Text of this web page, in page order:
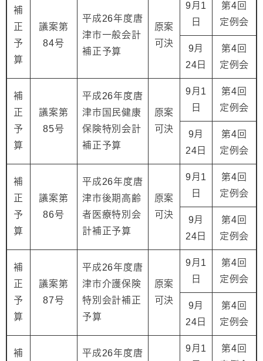
補
正
予
算
議案第
84号
平成26年度唐
津市一般会計
補正予算
原案
可決
9月1
日
第4回
定例会
9月
24日
第4回
定例会
補
正
予
算
議案第
85号
平成26年度唐
津市国民健康
保険特別会計
補正予算
原案
可決
9月1
日
第4回
定例会
9月
24日
第4回
定例会
補
正
予
算
議案第
86号
平成26年度唐
津市後期高齢
者医療特別会
計補正予算
原案
可決
9月1
日
第4回
定例会
9月
24日
第4回
定例会
補
正
予
算
議案第
87号
平成26年度唐
津市介護保険
特別会計補正
予算
原案
可決
9月1
日
第4回
定例会
9月
24日
第4回
定例会
補
平成26年度唐
9月1
第4回